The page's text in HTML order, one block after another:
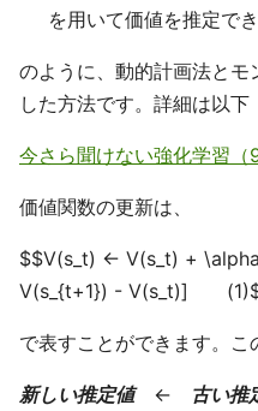
を用いて価値を推定
のように、動的計画法と
した方法です。詳細は以下
今さら聞けない強化学習（
価値関数の更新は、
$$V(s_t) ← V(s_t) +
V(s_{t+1}) - V(s_t)]
で表すことができます。こ
新しい推定値← 古い推